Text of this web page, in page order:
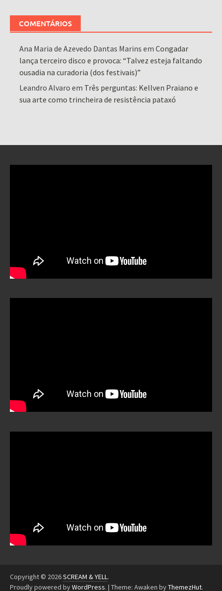
COMENTÁRIOS
Ana Maria de Azevedo Dantas Marins emCongadar
lança terceiro disco e provoca: “Talvez esteja faltando
ousadia na curadoria (dos festivais)”
Leandro Alvaro em Três perguntas: Kellven Praiano e
sua arte como trincheira de resistência pataxó
Copyright © 2026SCREAM & YELL.
Proudly powered byWordPress. | Theme: Awaken byThemezHut.